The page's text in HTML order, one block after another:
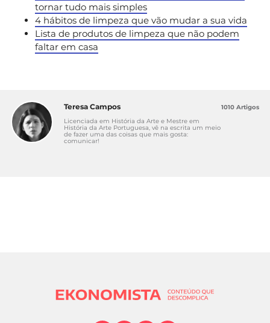
tornar tudo mais simples
4 hábitos de limpeza que vão mudar a sua vida
Lista de produtos de limpeza que não podem
faltar em casa
Teresa Campos
Licenciada em História da Arte e Mestre em
História da Arte Portuguesa, vê na escrita um meio
de fazer uma das coisas que mais gosta:
comunicar!
1010 Artigos